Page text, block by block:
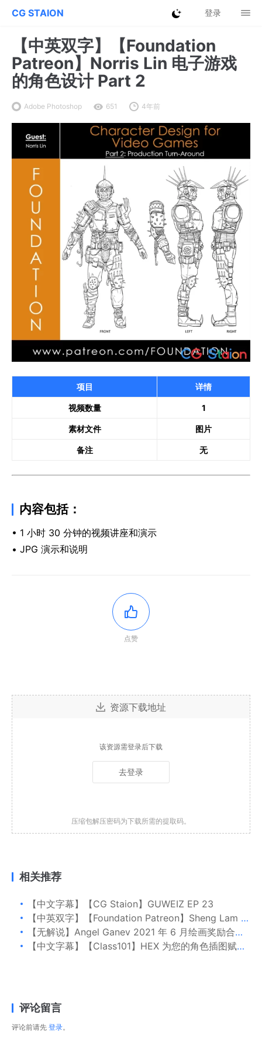
CG STAION 登录
【中英双字】【Foundation
Patreon】Norris Lin 电子游戏
的角色设计 Part 2
Adobe Photoshop 651 4年前
项目 详情
视频数量 1
素材文件 图片
备注 无
内容包括：
• 1 小时 30 分钟的视频讲座和演示
• JPG 演示和说明
点赞
资源下载地址
该资源需登录后下载
去登录
压缩包解压密码为下载所需的提取码。
相关推荐
【中文字幕】【CG Staion】GUWEIZ EP 23
【中英双字】【Foundation Patreon】Sheng Lam 设计机械概念
【无解说】Angel Ganev 2021 年 6 月绘画奖励合集包
【中文字幕】【Class101】HEX 为您的角色插图赋予情感和身份
评论留言
评论前请先 登录。